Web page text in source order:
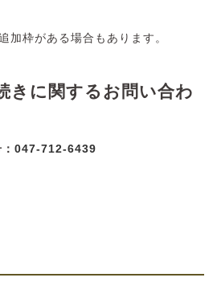
加枠がある場合もあります。
きに関するお問い合わ
047-712-6439